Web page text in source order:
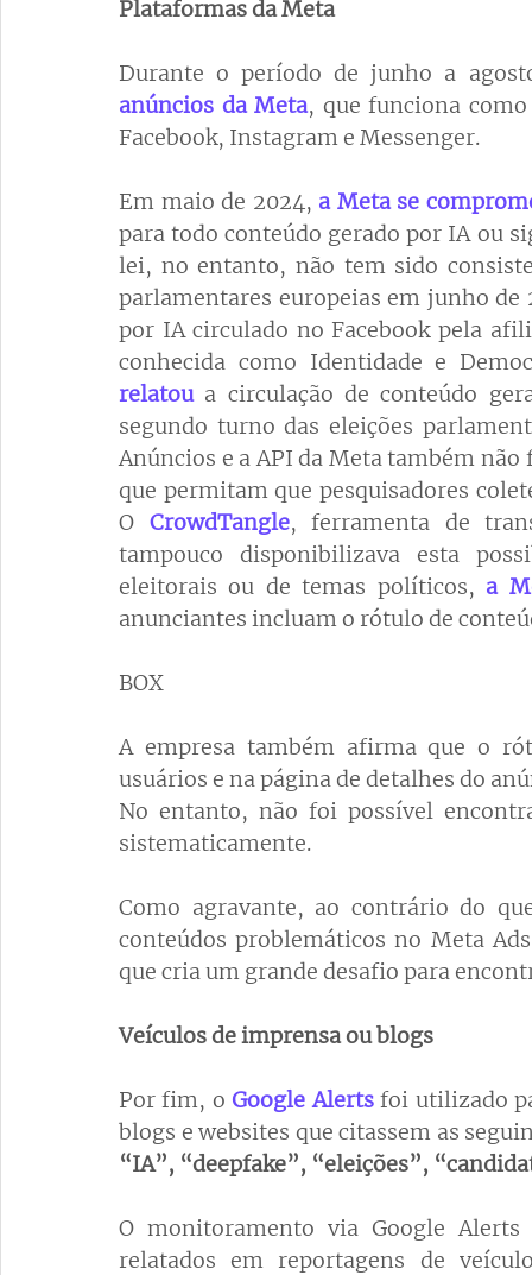
Plataformas da Meta
Durante o período de junho a
anúncios da Meta, que funciona
Facebook, Instagram e Messenger.
Em maio de 2024, a Meta se
para todo conteúdo gerado por IA ou
lei, no entanto, não tem sido
parlamentares europeias em junho de
por IA circulado no Facebook pela
conhecida como Identidade e
relatou a circulação de conteúdo
segundo turno das eleições
Anúncios e a API da Meta também
que permitam que pesquisadores
O CrowdTangle, ferramenta de
tampouco disponibilizava esta
eleitorais ou de temas políticos, a
anunciantes incluam o rótulo de
BOX
A empresa também afirma que o
usuários e na página de detalhes do
No entanto, não foi possível
sistematicamente.
Como agravante, ao contrário do
conteúdos problemáticos no Meta
que cria um grande desafio para
Veículos de imprensa ou blogs
Por fim, o Google Alerts foi utilizado
blogs e websites que citassem as
“IA”, “deepfake”, “eleições”,
O monitoramento via Google
relatados em reportagens de